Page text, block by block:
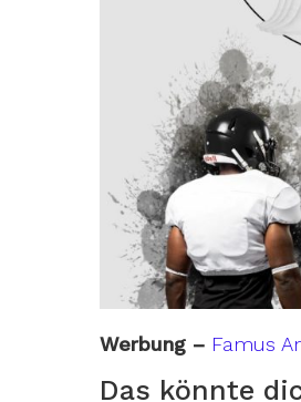
Werbung – Famus
Das könnte